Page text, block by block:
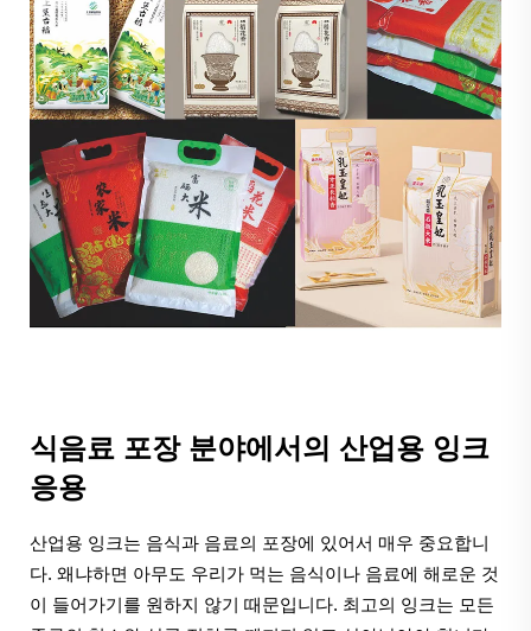
식음료 포장 분야에서의 산업용 잉크
응용
산업용 잉크는 음식과 음료의 포장에 있어서 매우 중요합니
다. 왜냐하면 아무도 우리가 먹는 음식이나 음료에 해로운 것
이 들어가기를 원하지 않기 때문입니다. 최고의 잉크는 모든